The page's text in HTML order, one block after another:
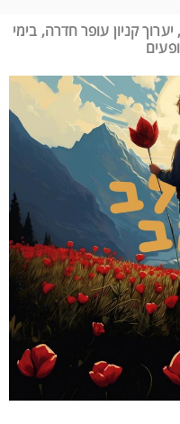
לרגל חודש המשפחה - פברואר 2024, יערוך קניון עופר חדרה, בימי